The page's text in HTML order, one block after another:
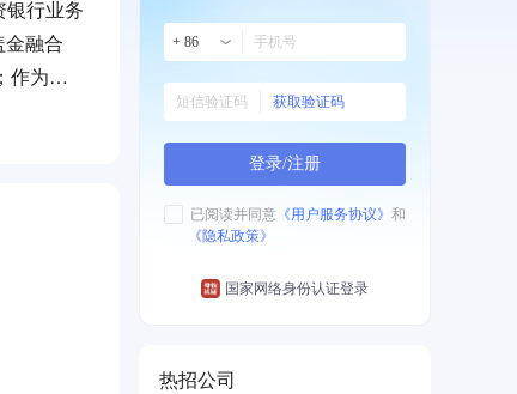
银行业务
融合
作为精
行业影
部批
+ 86
获取验证码
登录/注册
已阅读并同意 《用户服务协议》 和
《隐私政策》
国家网络身份认证登录
热招公司